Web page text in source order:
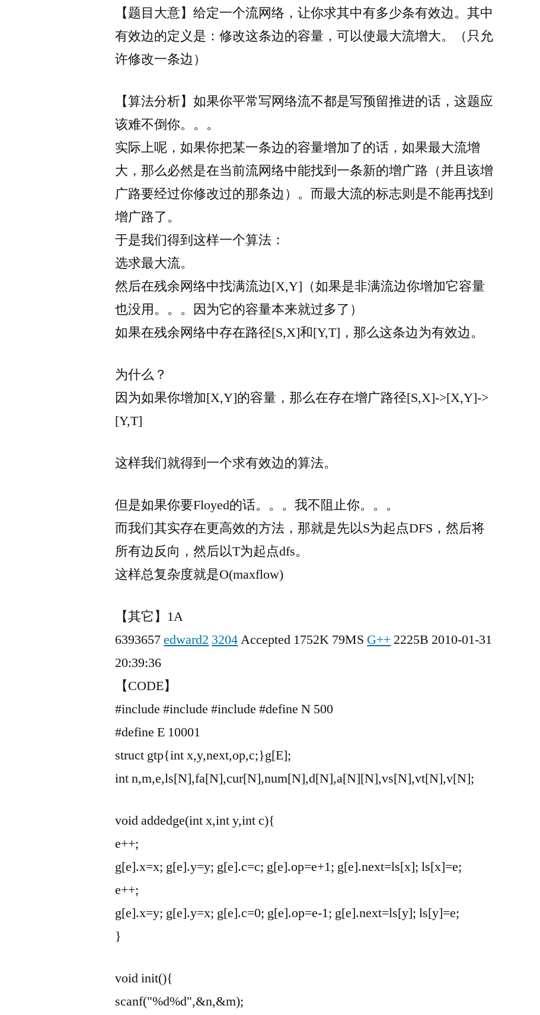
求
络
有
效
**
【题目大意】给定一个流网络，让你求其中有多少条有效边。其中
有效边的定义是：修改这条边的容量，可以使最大流增大。（只允
许修改一条边）
【算法分析】如果你平常写网络流不都是写预留推进的话，这题应
该难不倒你。。。
实际上呢，如果你把某一条边的容量增加了的话，如果最大流增
大，那么必然是在当前流网络中能找到一条新的增广路（并且该增
广路要经过你修改过的那条边）。而最大流的标志则是不能再找到
增广路了。
于是我们得到这样一个算法：
选求最大流。
然后在残余网络中找满流边[X,Y]（如果是非满流边你增加它容量
也没用。。。因为它的容量本来就过多了）
如果在残余网络中存在路径[S,X]和[Y,T]，那么这条边为有效边。
为什么？
因为如果你增加[X,Y]的容量，那么在存在增广路径[S,X]->[X,Y]->
[Y,T]
这样我们就得到一个求有效边的算法。
但是如果你要Floyed的话。。。我不阻止你。。。
而我们其实存在更高效的方法，那就是先以S为起点DFS，然后将
所有边反向，然后以T为起点dfs。
这样总复杂度就是O(maxflow)
【其它】1A
6393657edward2 3204Accepted 1752K 79MS G++ 2225B 2010-01-31
20:39:36
【CODE】
#include#include#include#define N 500
#define E 10001
struct gtp{int x,y,next,op,c;}g[E];
int n,m,e,ls[N],fa[N],cur[N],num[N],d[N],a[N][N],vs[N],vt[N],v[N];
void addedge(int x,int y,int c){
e++;
g[e].x=x; g[e].y=y; g[e].c=c; g[e].op=e+1; g[e].next=ls[x]; ls[x]=e;
e++;
g[e].x=y; g[e].y=x; g[e].c=0; g[e].op=e-1; g[e].next=ls[y]; ls[y]=e;
}
void init(){
scanf("%d%d",&n,&m);